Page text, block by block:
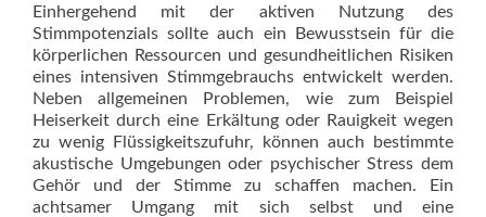
Einhergehend mit der aktiven Nutzung des
Stimmpotenzials sollte auch ein Bewusstsein für die
körperlichen Ressourcen und gesundheitlichen Risiken
eines intensiven Stimmgebrauchs entwickelt werden.
Neben allgemeinen Problemen, wie zum Beispiel
Heiserkeit durch eine Erkältung oder Rauigkeit wegen
zu wenig Flüssigkeitszufuhr, können auch bestimmte
akustische Umgebungen oder psychischer Stress dem
Gehör und der Stimme zu schaffen machen. Ein
achtsamer Umgang mit sich selbst und eine